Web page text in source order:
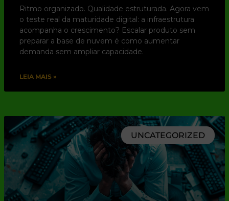
Ritmo organizado. Qualidade estruturada. Agora vem
o teste real da maturidade digital: a infraestrutura
acompanha o crescimento? Escalar produto sem
preparar a base de nuvem é como aumentar
demanda sem ampliar capacidade.
LEIA MAIS »
UNCATEGORIZED